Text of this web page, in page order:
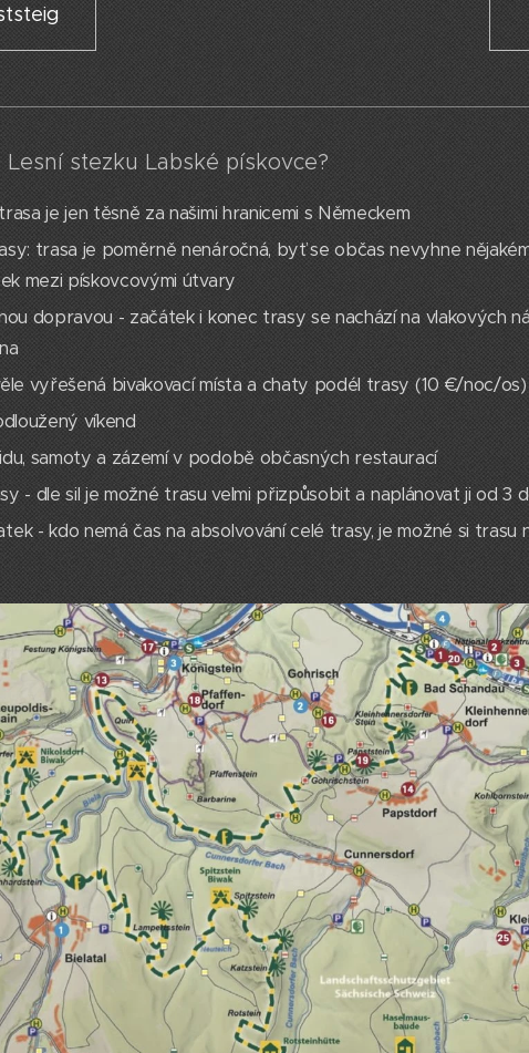
stezku Labské pískovce?
je jen těsně za našimi hranicemi s Německem
trasa je poměrně nenáročná, byť se občas nevyhne
mezi pískovcovými útvary
dopravou - začátek i konec trasy se nachází na vlakových
vyřešená bivakovací místa a chaty podél trasy (10 €/noc/os)
víkend
samoty a zázemí v podobě občasných restaurací
- dle sil je možné trasu velmi přizpůsobit a naplánovat ji od 3
- kdo nemá čas na absolvování celé trasy, je možné si trasu